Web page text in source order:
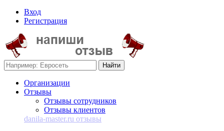
Вход
Регистрация
Организации
Отзывы
Отзывы сотрудников
Отзывы клиентов
danila-master.ru отзывы